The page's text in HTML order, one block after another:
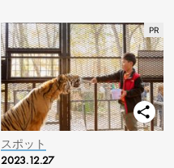
スポット
2023.12.27